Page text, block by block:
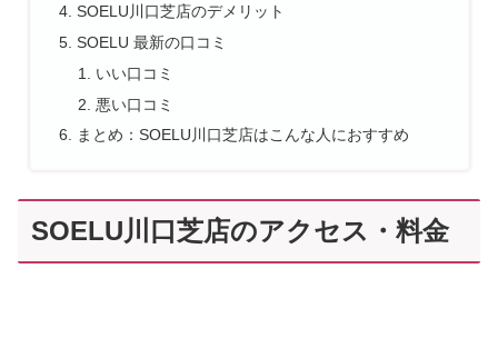
SOELU川口芝店のデメリット
SOELU 最新の口コミ
いい口コミ
悪い口コミ
まとめ：SOELU川口芝店はこんな人におすすめ
SOELU川口芝店のアクセス・料金